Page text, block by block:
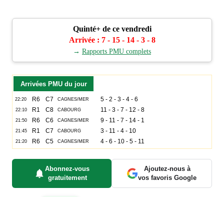
Quinté+ de ce vendredi
Arrivée : 7 - 15 - 14 - 3 - 8
→ Rapports PMU complets
Arrivées PMU du jour
Abonnez-vous
gratuitement
Ajoutez-nous à
vos favoris Google